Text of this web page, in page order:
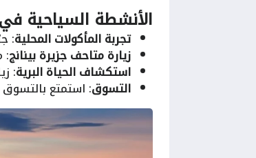
الأنشطة السياحية في
تجربة المأكولات المحلية:
زيارة متاحف جزيرة بينانج:
استكشاف الحياة البرية:
التسوق: استمتع بالتسوق